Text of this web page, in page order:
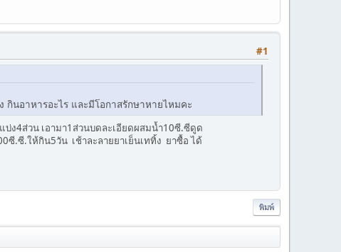
#1
นอาหารอะไร และมีโอกาสรักษาหายไหมคะ
ง4ส่วน เอามา1ส่วนบดละเอียดผสมน้ำ10ซี.ซีดูด
.ซี.ให้กิน5วัน เช้าละลายยาเย็นเททิ้ง ยาซื้อ ได้
พิมพ์